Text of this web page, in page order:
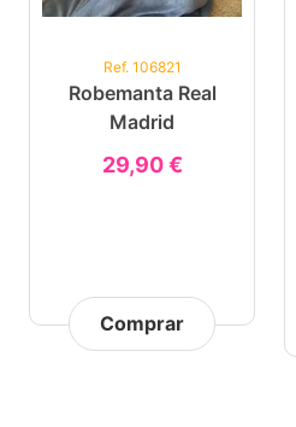
Ref. 106821
Robemanta Real
Madrid
29,90 €
Comprar